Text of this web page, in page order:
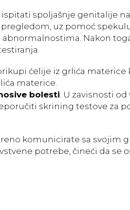
spoljašnje genitalije
uz pomoć
Nakon
ćelije iz grlića
materice.
bolesti: U zavisnosti
skrining testove za
komunicirate sa svojim
potrebe, čineći da